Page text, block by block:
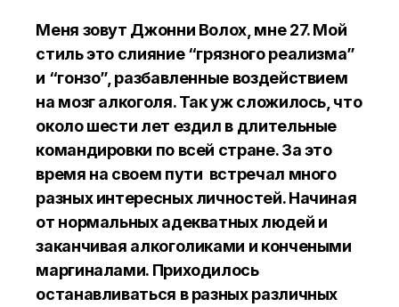
Меня зовут Джонни Волох, мне 27. Мой
стиль это слияние “грязного реализма”
и “гонзо”, разбавленные воздействием
на мозг алкоголя. Так уж сложилось, что
около шести лет ездил в длительные
командировки по всей стране. За это
время на своем пути встречал много
разных интересных личностей. Начиная
от нормальных адекватных людей и
заканчивая алкоголиками и кончеными
маргиналами. Приходилось
останавливаться в разных различных